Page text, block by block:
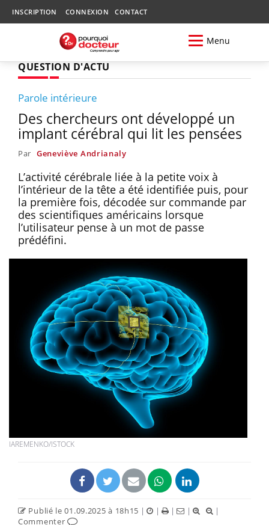
INSCRIPTION CONNEXION CONTACT
Menu
QUESTION D'ACTU
Parole intérieure
Des chercheurs ont développé un
implant cérébral qui lit les pensées
Par Geneviève Andrianaly
L’activité cérébrale liée à la petite voix à
l’intérieur de la tête a été identifiée puis, pour
la première fois, décodée sur commande par
des scientifiques américains lorsque
l’utilisateur pense à un mot de passe
prédéfini.
IAREMENKO/ISTOCK
Publié le 01.09.2025 à 18h15 | | | |
|
Commenter